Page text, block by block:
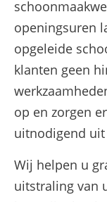
openingsuren
opgeleide
klanten geen
op en zorgen
uitnodigend
Wij helpen u
uitstraling van